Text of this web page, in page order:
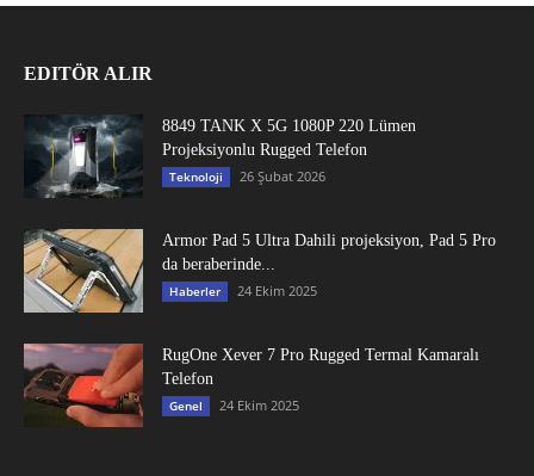
EDITÖR ALIR
8849 TANK X 5G 1080P 220 Lümen
Projeksiyonlu Rugged Telefon
Teknoloji 26 Şubat 2026
Armor Pad 5 Ultra Dahili projeksiyon, Pad 5 Pro
da beraberinde...
Haberler 24 Ekim 2025
RugOne Xever 7 Pro Rugged Termal Kamaralı
Telefon
Genel 24 Ekim 2025